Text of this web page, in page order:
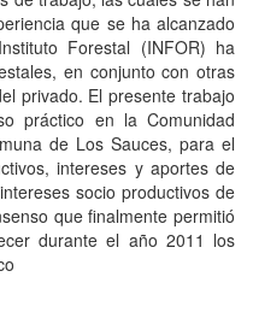
que se ha alcanzado
Forestal (INFOR) ha
en conjunto con otras
privado. El presente trabajo
práctico en la Comunidad
de Los Sauces, para el
intereses y aportes de
socio productivos de
que finalmente permitió
durante el año 2011 los